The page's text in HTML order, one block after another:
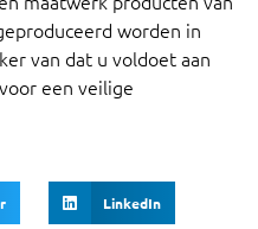
worden in
van dat u voldoet aan
een veilige
LinkedIn